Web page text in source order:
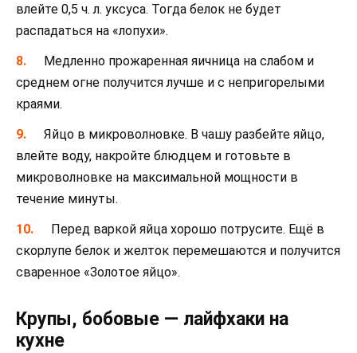
влейте 0,5 ч. л. уксуса. Тогда белок не будет
распадаться на «лопухи».
Медленно прожаренная яичница на слабом и
среднем огне получится лучше и с непригорелыми
краями.
Яйцо в микроволновке. В чашу разбейте яйцо,
влейте воду, накройте блюдцем и готовьте в
микроволновке на максимальной мощности в
течение минуты.
Перед варкой яйца хорошо потрусите. Ещё в
скорлупе белок и желток перемешаются и получится
сваренное «Золотое яйцо».
Крупы, бобовые — лайфхаки на
кухне